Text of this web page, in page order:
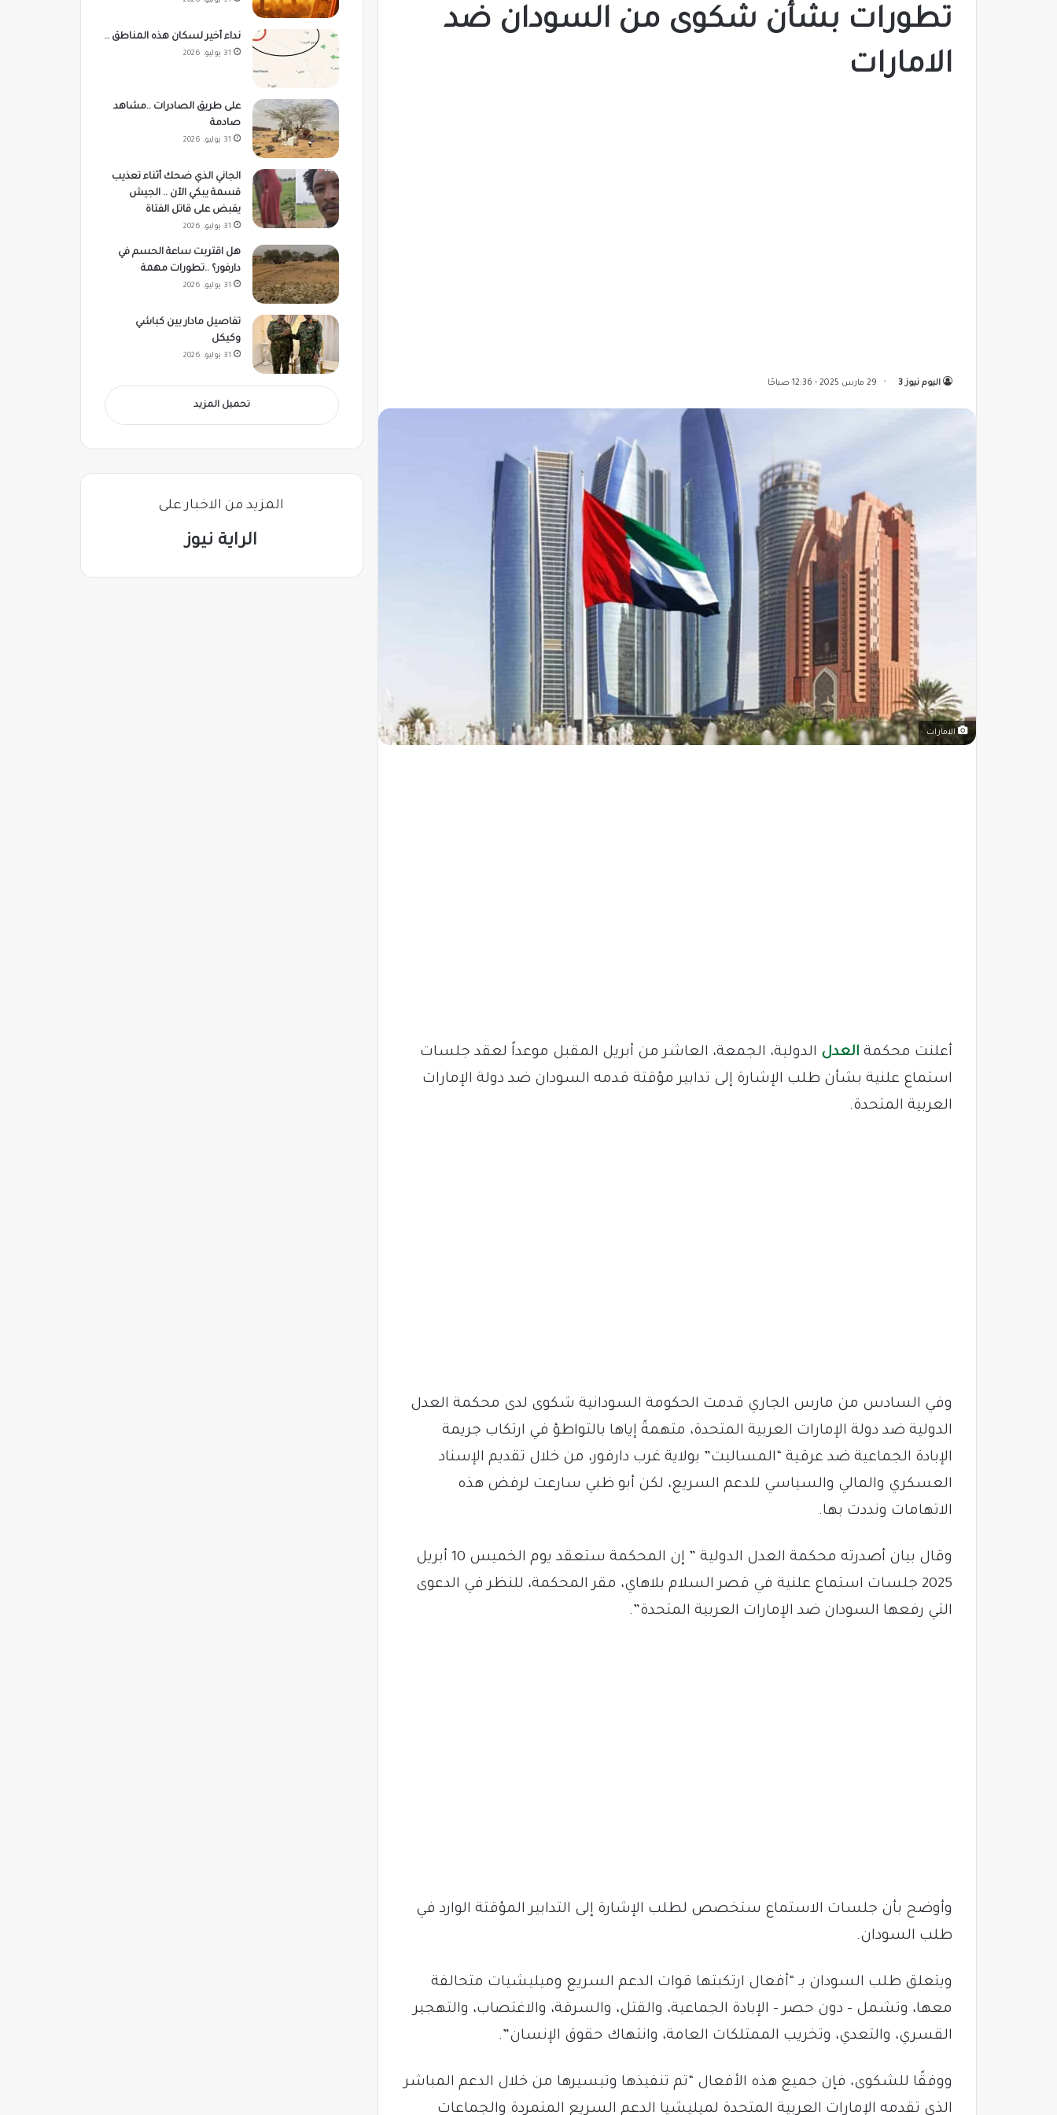
تطورات بشأن شكوى من السودان ضد
الامارات
اليوم نيوز 3 29 مارس 2025 - 12:36 صباحًا
الامارات
أعلنت محكمة العدل الدولية، الجمعة، العاشر من أبريل المقبل موعداً لعقد جلسات
استماع علنية بشأن طلب الإشارة إلى تدابير مؤقتة قدمه السودان ضد دولة الإمارات
العربية المتحدة.
وفي السادس من مارس الجاري قدمت الحكومة السودانية شكوى لدى محكمة العدل
الدولية ضد دولة الإمارات العربية المتحدة، متهمةً إياها بالتواطؤ في ارتكاب جريمة
الإبادة الجماعية ضد عرقية “المساليت” بولاية غرب دارفور، من خلال تقديم الإسناد
العسكري والمالي والسياسي للدعم السريع، لكن أبو ظبي سارعت لرفض هذه
الاتهامات ونددت بها.
وقال بيان أصدرته محكمة العدل الدولية ” إن المحكمة ستعقد يوم الخميس 10 أبريل
2025 جلسات استماع علنية في قصر السلام بلاهاي، مقر المحكمة، للنظر في الدعوى
التي رفعها السودان ضد الإمارات العربية المتحدة”.
وأوضح بأن جلسات الاستماع ستخصص لطلب الإشارة إلى التدابير المؤقتة الوارد في
طلب السودان.
ويتعلق طلب السودان بـ “أفعال ارتكبتها قوات الدعم السريع وميليشيات متحالفة
معها، وتشمل – دون حصر – الإبادة الجماعية، والقتل، والسرقة، والاغتصاب، والتهجير
القسري، والتعدي، وتخريب الممتلكات العامة، وانتهاك حقوق الإنسان”.
ووفقًا للشكوى، فإن جميع هذه الأفعال “تم تنفيذها وتيسيرها من خلال الدعم المباشر
الذي تقدمه الإمارات العربية المتحدة لميليشيا الدعم السريع المتمردة والجماعات
نداء أخير لسكان هذه المناطق ..
31 يوليو، 2026
على طريق الصادرات ..مشاهد
صادمة
31 يوليو، 2026
الجاني الذي ضحك أثناء تعذيب
قسمة يبكي الآن .. الجيش
يقبض على قاتل الفتاة
31 يوليو، 2026
هل اقتربت ساعة الحسم في
دارفور؟ ..تطورات مهمة
31 يوليو، 2026
تفاصيل مادار بين كباشي
وكيكل
31 يوليو، 2026
تحميل المزيد
المزيد من الاخبار على
الراية نيوز